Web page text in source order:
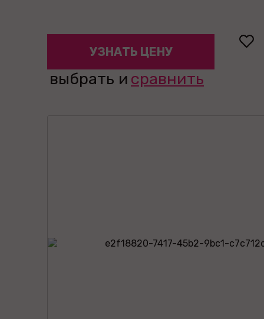
УЗНАТЬ ЦЕНУ
выбрать и сравнить